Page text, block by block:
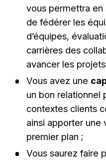
vous permettra
de fédérer les
d’équipes,
carrières des
avancer les
Vous avez une
un bon relationnel
contextes clients
ainsi apporter une
premier plan ;
Vous saurez faire